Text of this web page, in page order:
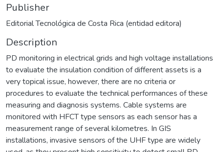
Publisher
Editorial Tecnológica de Costa Rica (entidad editora)
Description
PD monitoring in electrical grids and high voltage installations
to evaluate the insulation condition of different assets is a
very topical issue, however, there are no criteria or
procedures to evaluate the technical performances of these
measuring and diagnosis systems. Cable systems are
monitored with HFCT type sensors as each sensor has a
measurement range of several kilometres. In GIS
installations, invasive sensors of the UHF type are widely